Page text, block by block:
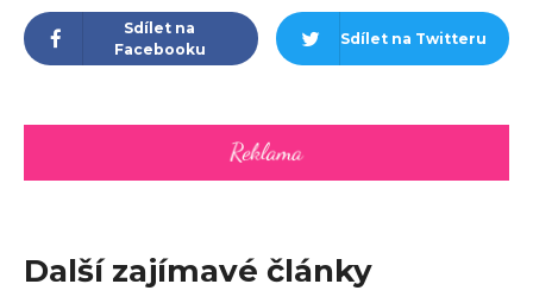
Sdílet na
Facebooku
Sdílet na Twitteru
Další zajímavé články